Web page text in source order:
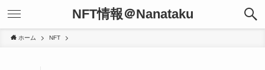
NFT情報＠Nanataku
ホーム NFT